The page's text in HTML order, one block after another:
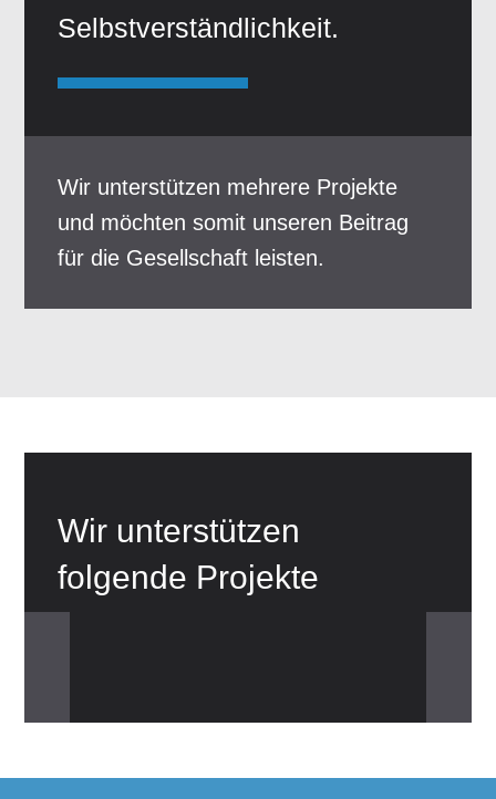
Selbstverständlichkeit.
Wir unterstützen mehrere Projekte
und möchten somit unseren Beitrag
für die Gesellschaft leisten.
Wir unterstützen
folgende Projekte